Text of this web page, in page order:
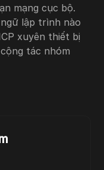
mạng cục bộ.
lập trình nào
xuyên thiết bị
tác nhóm